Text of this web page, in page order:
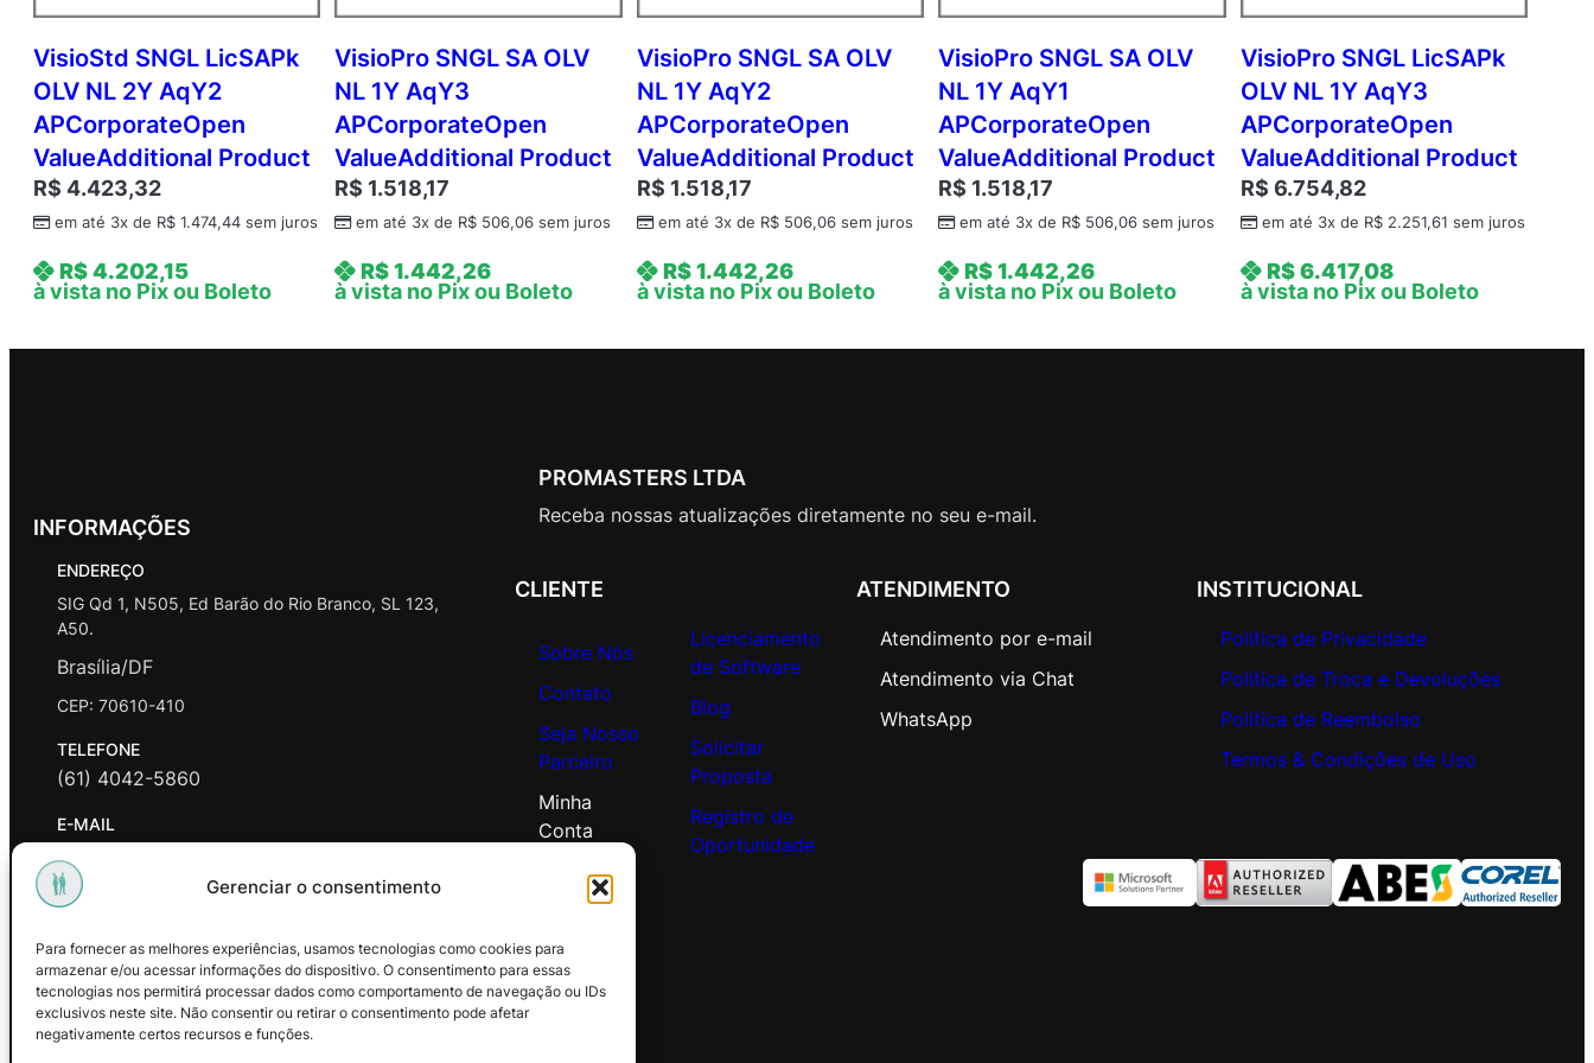
Gerenciar o consentimento
Para fornecer as melhores experiências, usamos tecnologias como cookies para
armazenar e/ou acessar informações do dispositivo. O consentimento para essas
tecnologias nos permitirá processar dados como comportamento de navegação ou IDs
exclusivos neste site. Não consentir ou retirar o consentimento pode afetar
negativamente certos recursos e funções.
P
A
c
a
d
e
m
i
O
u
e
VisioStd SNGL LicSAPk
OLV NL 2Y AqY2
APCorporateOpen
ValueAdditional Product
R$ 4.423,32
em até 3x de R$ 1.474,44 sem juros
R$4.202,15
à vista no Pix ou Boleto
VisioPro SNGL SA OLV
NL 1Y AqY3
APCorporateOpen
ValueAdditional Product
R$ 1.518,17
em até 3x de R$ 506,06 sem juros
R$1.442,26
à vista no Pix ou Boleto
VisioPro SNGL SA OLV
NL 1Y AqY2
APCorporateOpen
ValueAdditional Product
R$ 1.518,17
em até 3x de R$506,06sem juros
R$1.442,26
à vista no Pix ou Boleto
VisioPro SNGL SA OLV
NL 1Y AqY1
APCorporateOpen
ValueAdditional Product
R$ 1.518,17
em até 3x de R$ 506,06 sem juros
R$1.442,26
à vista no Pix ou Boleto
VisioPro SNGL LicSAPk
OLV NL 1Y AqY3
APCorporateOpen
ValueAdditional Product
R$ 6.754,82
em até 3x de R$2.251,61 sem juros
R$6.417,08
à vista no Pix ou Boleto
INFORMAÇÕES
ENDEREÇO
SIG Qd 1, N505, Ed Barão do Rio Branco, SL 123,
A50.
Brasília/DF
CEP: 70610-410
TELEFONE
(61) 4042-5860
E-MAIL
contato@promasters.net.br
HORÁRIO DE ATENDIMENTO
Facebook Instagram Youtube
PROMASTERS LTDA
Receba nossas atualizações diretamente no seu e-mail.
CLIENTE
Sobre Nós
Contato
Seja Nosso
Parceiro
Minha
Conta
Licenciamento
de Software
Blog
Solicitar
Proposta
Registro de
Oportunidade
ATENDIMENTO
Atendimento por e-mail
Atendimento via Chat
WhatsApp
INSTITUCIONAL
Política de Privacidade
Política de Troca e Devoluções
Política de Reembolso
Termos & Condições de Uso